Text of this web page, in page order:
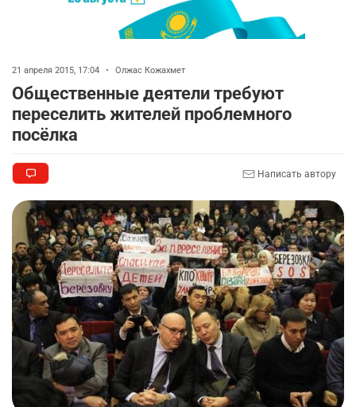
21 апреля 2015, 17:04 • Олжас Кожахмет
Общественные деятели требуют
переселить жителей проблемного
посёлка
Написать автору